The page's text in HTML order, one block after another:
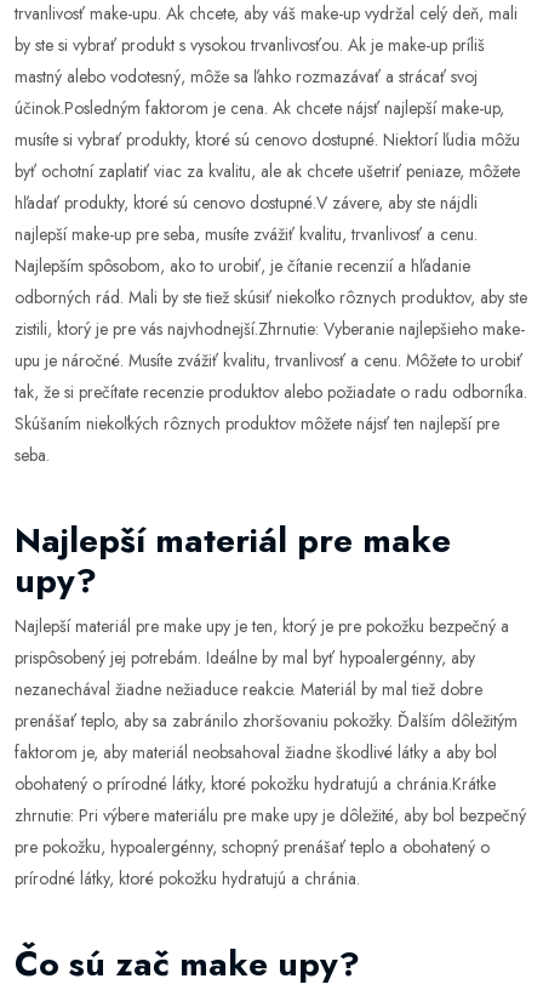
trvanlivosť make-upu. Ak chcete, aby váš make-up vydržal celý deň, mali
by ste si vybrať produkt s vysokou trvanlivosťou. Ak je make-up príliš
mastný alebo vodotesný, môže sa ľahko rozmazávať a strácať svoj
účinok.Posledným faktorom je cena. Ak chcete nájsť najlepší make-up,
musíte si vybrať produkty, ktoré sú cenovo dostupné. Niektorí ľudia môžu
byť ochotní zaplatiť viac za kvalitu, ale ak chcete ušetriť peniaze, môžete
hľadať produkty, ktoré sú cenovo dostupné.V závere, aby ste nájdli
najlepší make-up pre seba, musíte zvážiť kvalitu, trvanlivosť a cenu.
Najlepším spôsobom, ako to urobiť, je čítanie recenzií a hľadanie
odborných rád. Mali by ste tiež skúsiť niekoľko rôznych produktov, aby ste
zistili, ktorý je pre vás najvhodnejší.Zhrnutie: Vyberanie najlepšieho make-
upu je náročné. Musíte zvážiť kvalitu, trvanlivosť a cenu. Môžete to urobiť
tak, že si prečítate recenzie produktov alebo požiadate o radu odborníka.
Skúšaním niekoľkých rôznych produktov môžete nájsť ten najlepší pre
seba.
Najlepší materiál pre make
upy?
Najlepší materiál pre make upy je ten, ktorý je pre pokožku bezpečný a
prispôsobený jej potrebám. Ideálne by mal byť hypoalergénny, aby
nezanechával žiadne nežiaduce reakcie. Materiál by mal tiež dobre
prenášať teplo, aby sa zabránilo zhoršovaniu pokožky. Ďalším dôležitým
faktorom je, aby materiál neobsahoval žiadne škodlivé látky a aby bol
obohatený o prírodné látky, ktoré pokožku hydratujú a chránia.Krátke
zhrnutie: Pri výbere materiálu pre make upy je dôležité, aby bol bezpečný
pre pokožku, hypoalergénny, schopný prenášať teplo a obohatený o
prírodné látky, ktoré pokožku hydratujú a chránia.
Čo sú zač make upy?